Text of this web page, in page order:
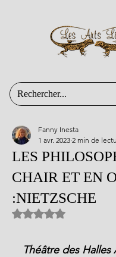
LES
CHAIR ET EN
:NIETZSCHE
Fanny Inesta
1 avr. 2023 2 min de
Noté NaN étoiles sur
Théâtre des Halles